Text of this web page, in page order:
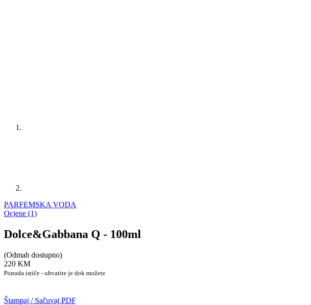
PARFEMSKA VODA
Ocjene (1)
Dolce&Gabbana Q - 100ml
(Odmah dostupno)
220 KM
Ponuda ističe - uhvatite je dok možete
Štampaj / Sačuvaj PDF